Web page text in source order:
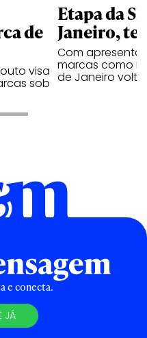
de
visa
sob
Etapa da
Janeiro,
Com
marcas como
de Janeiro
e conecta.
JÁ